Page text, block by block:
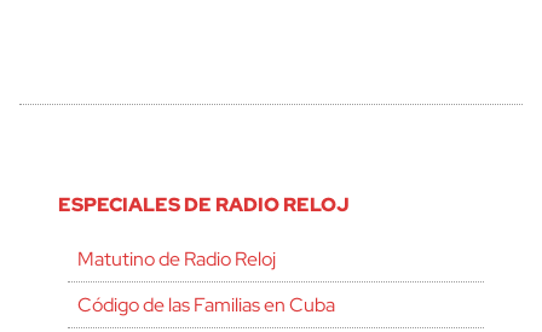
ESPECIALES DE RADIO RELOJ
Matutino de Radio Reloj
Código de las Familias en Cuba